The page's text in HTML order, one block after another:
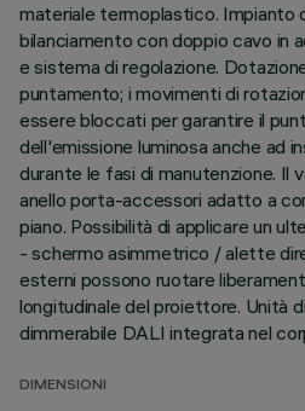
materiale termoplastico. Impianto
bilanciamento con doppio cavo in
e sistema di regolazione.
puntamento; i movimenti di
essere bloccati per garantire il
dell'emissione luminosa anche ad
durante le fasi di manutenzione. Il
anello porta-accessori adatto a
piano. Possibilità di applicare un
- schermo asimmetrico / alette
esterni possono ruotare
longitudinale del proiettore. Unità
dimmerabile DALI integrata nel
DIMENSIONI